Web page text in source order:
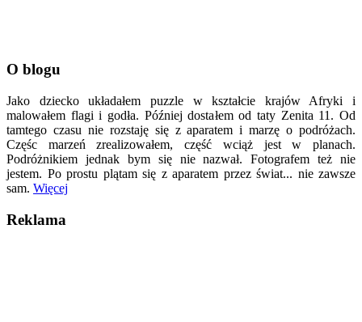
O blogu
Jako dziecko układałem puzzle w kształcie krajów Afryki i
malowałem flagi i godła. Później dostałem od taty Zenita 11. Od
tamtego czasu nie rozstaję się z aparatem i marzę o podróżach.
Częśc marzeń zrealizowałem, część wciąż jest w planach.
Podróżnikiem jednak bym się nie nazwał. Fotografem też nie
jestem. Po prostu plątam się z aparatem przez świat... nie zawsze
sam. Więcej
Reklama